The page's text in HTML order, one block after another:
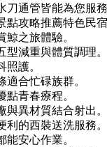
通管皆能為您服務
攻略推薦特色民宿
之旅體驗。
減重與體質調理。
護。
合忙碌族群。
青春療程。
異材質結合射出。
的西裝送洗服務。
安心作業。